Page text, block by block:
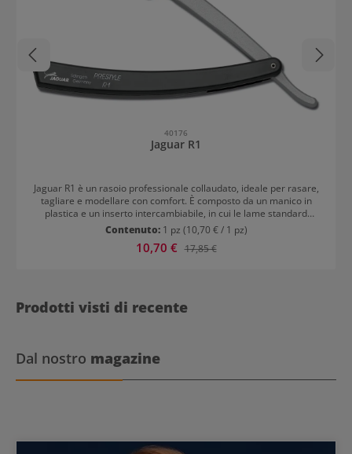
40176
Jaguar R1
Jaguar R1 è un rasoio professionale collaudato, ideale per rasare,
tagliare e modellare con comfort. È composto da un manico in
plastica e un inserto intercambiabile, in cui le lame standard
possono essere inserite rapidamente e in tutta sicurezza. Il rasoio
Jaguar R1 è utilizzato in molti saloni di parrucchieri professionali.
Contenuto: 1 pz (10,70 € / 1 pz)
Prezzo di vendita:
10,70 € Prezzo normale:
17,85 €
Prodotti visti di recente
Dal nostro magazine